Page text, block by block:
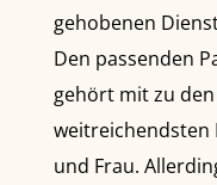
gehobenen
Den passenden
gehört mit zu
weitreichendsten
und Frau.